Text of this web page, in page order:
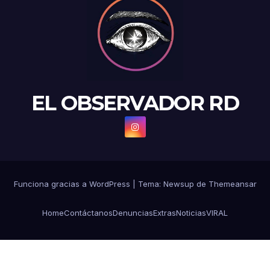
EL OBSERVADOR RD
Funciona gracias a WordPress Tema: Newsup de Themeansar
HomeContáctanosDenunciasExtrasNoticiasVIRAL